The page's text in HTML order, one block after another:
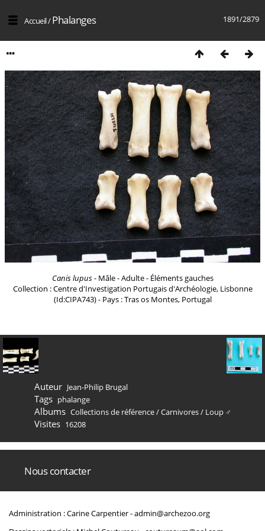
1891/2879
Accueil/Phalanges
Canis lupus- Mâle - Adulte - Éléments gauches
Collection : Centre d'Investigation Portugais d'Archéologie, Lisbonne
(Id:CIPA743) - Pays : Tras os Montes, Portugal
Auteur Jean-Philip Brugal
Tags phalange
Albums Collections de référence/Carnivores/ Loup ♂
Visites 16208
Nous contacter
Administration : Carine Carpentier -admin@archezoo.org